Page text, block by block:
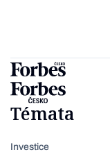
Témata
Investice